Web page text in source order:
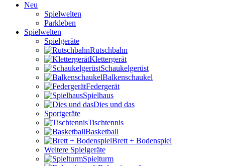
Neu
Spielwelten
Parkleben
Spielwelten
Spielgeräte
Rutschbahn
Klettergerät
Schaukelgerüst
Balkenschaukel
Federgerät
Spielhaus
Dies und das
Sportgeräte
Tischtennis
Basketball
Brett + Bodenspiel
Weitere Spielgeräte
Spielturm